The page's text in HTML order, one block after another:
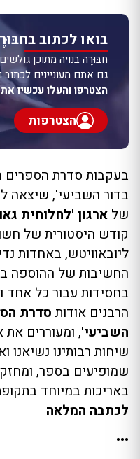
בואו לכתוב
חבּוּרֶה בנויה מתוכן
גם אתם מעוניינים
הצטרפו והעלו עכשיו
הצטרפות
בעקבות סדרת
בדור השביעי', שיצאה
של ארגון 'לחלוחית
קודש היסטורית של
ליובאוויטש, באחדות
החשיבות של ההוספה
בחסידות עבור כל אחד
הרבנים אודות סדרת
השביעי', ומעוררים
שיחות רבותינו
שמופיעים בספר,
באריכות במיוחד
לכתבה המלאה
•••